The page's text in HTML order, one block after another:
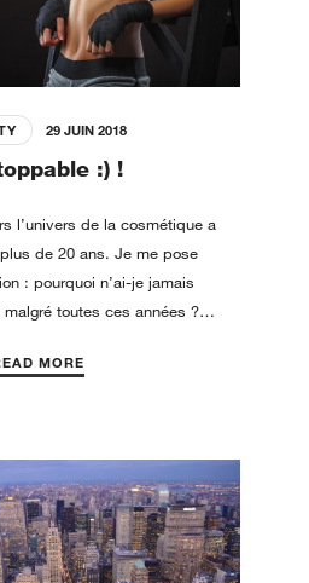
29 JUIN 2018
:) !
l’univers de la cosmétique a
de 20 ans. Je me pose
: pourquoi n’ai-je jamais
malgré toutes ces années ?…
MORE